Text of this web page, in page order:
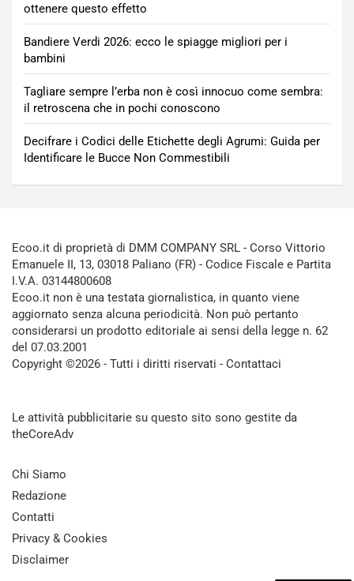
ottenere questo effetto
Bandiere Verdi 2026: ecco le spiagge migliori per i
bambini
Tagliare sempre l’erba non è così innocuo come sembra:
il retroscena che in pochi conoscono
Decifrare i Codici delle Etichette degli Agrumi: Guida per
Identificare le Bucce Non Commestibili
Ecoo.it di proprietà di DMM COMPANY SRL - Corso Vittorio
Emanuele II, 13, 03018 Paliano (FR) - Codice Fiscale e Partita
I.V.A. 03144800608
Ecoo.it non è una testata giornalistica, in quanto viene
aggiornato senza alcuna periodicità. Non può pertanto
considerarsi un prodotto editoriale ai sensi della legge n. 62
del 07.03.2001
Copyright ©2026 - Tutti i diritti riservati - Contattaci
Le attività pubblicitarie su questo sito sono gestite da
theCoreAdv
Chi Siamo
Redazione
Contatti
Privacy & Cookies
Disclaimer